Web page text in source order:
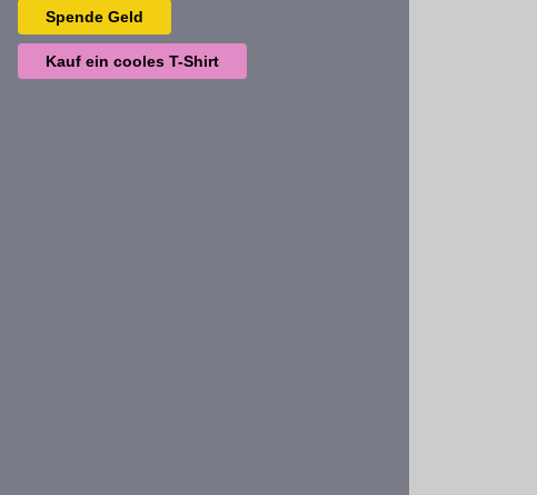
Spende Geld
Kauf ein cooles T-Shirt